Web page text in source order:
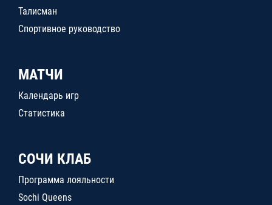
Талисман
Спортивное руководство
МАТЧИ
Календарь игр
Статистика
СОЧИ КЛАБ
Программа лояльности
Sochi Queens